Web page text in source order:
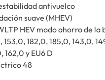
antivuelco
suave (MHEV)
HEV modo ahorro de la
153,0, 182,0, 185,0, 143,0,
162,0 y EU6 D
48